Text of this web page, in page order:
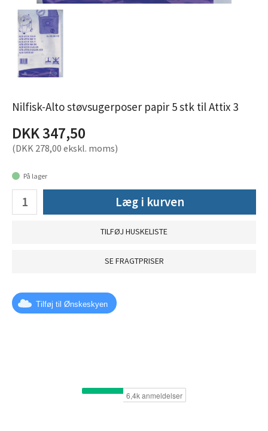
Nilfisk-Alto støvsugerposer papir 5 stk til Attix 3
DKK 347,50
(DKK 278,00 ekskl. moms)
På lager
Læg i kurven
TILFØJ HUSKELISTE
SE FRAGTPRISER
Tilføj til Ønskeskyen